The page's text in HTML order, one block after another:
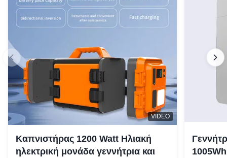
VIDEO
Καπνιστήρας 1200 Watt Ηλιακή
ηλεκτρική μονάδα γεννήτρια και